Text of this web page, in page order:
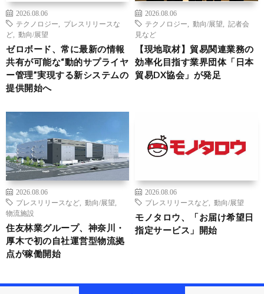
2026.08.06
テクノロジー
プレスリリースな
ど
動向/展望
ゼロボード、常に最新の情報
共有が可能な“動的サプライヤ
ー管理”実現する新システムの
提供開始へ
2026.08.06
テクノロジー
動向/展望
記者会
見など
【現地取材】貿易関連業務の
効率化目指す業界団体「日本
貿易DX協会」が発足
2026.08.06
プレスリリースなど
動向/展望
物流施設
住友林業グループ、神奈川・
厚木で初の自社運営型物流拠
点が稼働開始
2026.08.06
プレスリリースなど
動向/展望
モノタロウ、「お届け希望日
指定サービス」開始